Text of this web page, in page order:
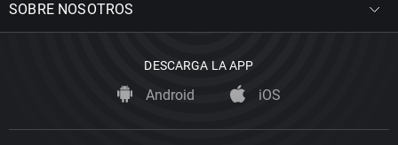
SOBRE NOSOTROS
DESCARGA LA APP
Android iOS